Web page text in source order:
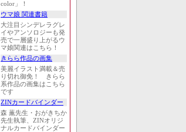
color」！
ウマ娘 関連書籍
大注目シンデレラグレ
イやアンソロジーも発
売で一層盛り上がるウ
マ娘関連はこちら！
きらら作品の画集
美麗イラスト満載＆売
り切れ御免！ きらら
系作品の画集はこちら
です
ZINカードバインダー
森 薫先生・おがきちか
先生執筆、ZINオリジ
ナルカードバインダー